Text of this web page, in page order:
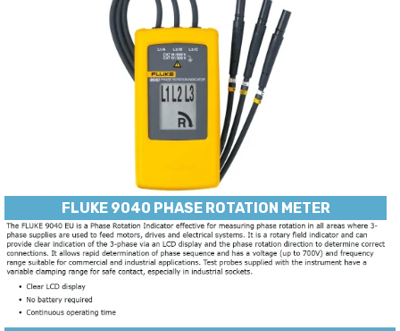
FLUKE 9040 PHASE ROTATION METER